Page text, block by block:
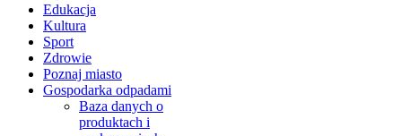
Edukacja
Kultura
Sport
Zdrowie
Poznaj miasto
Gospodarka odpadami
Baza danych o
produktach i